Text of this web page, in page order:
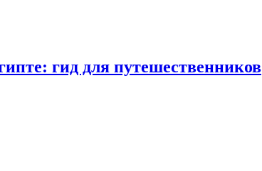
гид для путешественников